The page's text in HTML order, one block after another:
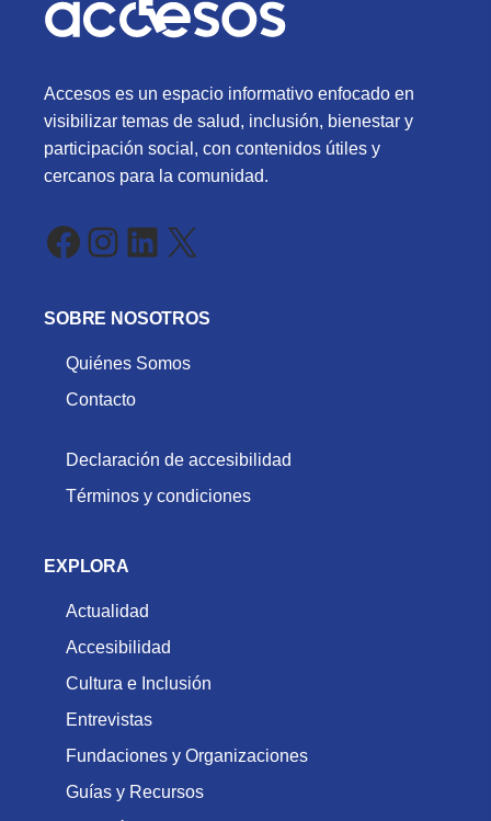
Accesos es un espacio informativo enfocado en
visibilizar temas de salud, inclusión, bienestar y
participación social, con contenidos útiles y
cercanos para la comunidad.
Facebook
Instagram
LinkedIn
X
SOBRE NOSOTROS
Quiénes Somos
Contacto
Declaración de accesibilidad
Términos y condiciones
EXPLORA
Actualidad
Accesibilidad
Cultura e Inclusión
Entrevistas
Fundaciones y Organizaciones
Guías y Recursos